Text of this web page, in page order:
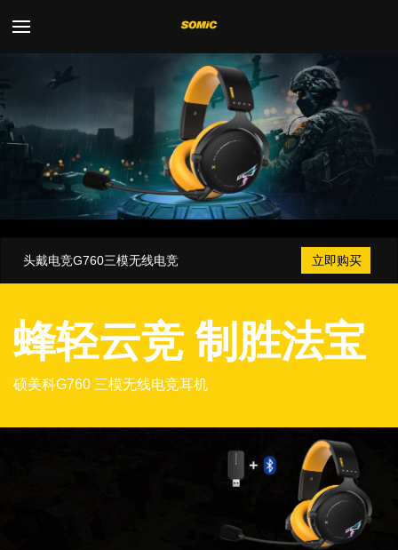
Toggle
头戴电竞G760三模无线电竞 立即购买
蜂轻云竞 制胜法宝
硕美科G760 三模无线电竞耳机